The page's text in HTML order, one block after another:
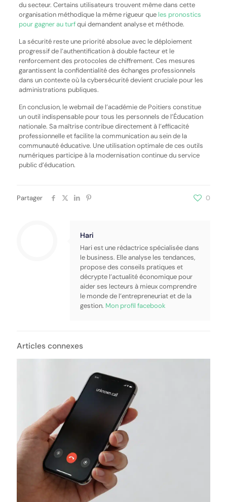
du secteur. Certains utilisateurs trouvent même dans cette
organisation méthodique la même rigueur que les pronostics
pour gagner au turfqui demandent analyse et méthode.
La sécurité reste une priorité absolue avec le déploiement
progressif de l’authentification à double facteur et le
renforcement des protocoles de chiffrement. Ces mesures
garantissent la confidentialité des échanges professionnels
dans un contexte où la cybersécurité devient cruciale pour les
administrations publiques.
En conclusion, le webmail de l’académie de Poitiers constitue
un outil indispensable pour tous les personnels de l’Éducation
nationale. Sa maîtrise contribue directement à l’efficacité
professionnelle et facilite la communication au sein de la
communauté éducative. Une utilisation optimale de ces outils
numériques participe à la modernisation continue du service
public d’éducation.
Partager 0
Hari
Hari est une rédactrice spécialisée dans
le business. Elle analyse les tendances,
propose des conseils pratiques et
décrypte l’actualité économique pour
aider ses lecteurs à mieux comprendre
le monde de l’entrepreneuriat et de la
gestion. Mon profil facebook
Articles connexes